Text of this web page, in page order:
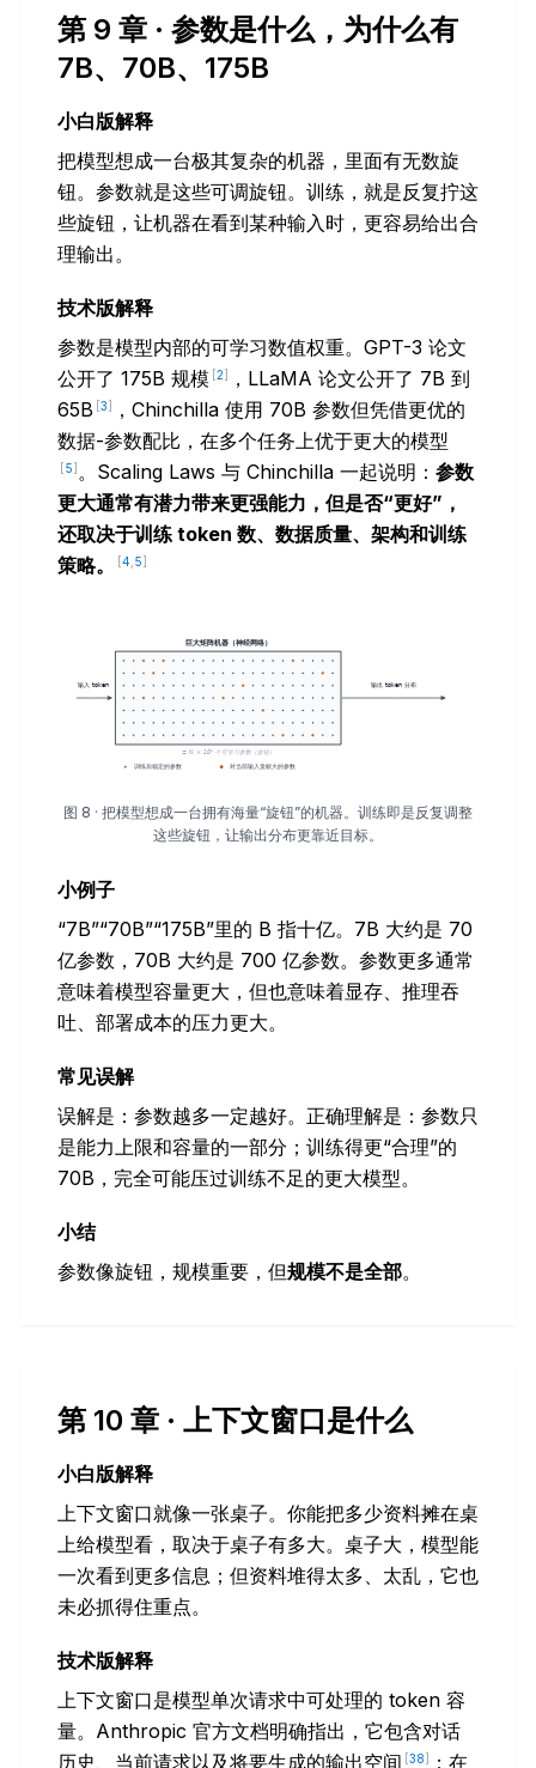
第 9 章 · 参数是什么，为什么有
7B、70B、175B
小白版解释
把模型想成一台极其复杂的机器，里面有无数旋
钮。参数就是这些可调旋钮。训练，就是反复拧这
些旋钮，让机器在看到某种输入时，更容易给出合
理输出。
技术版解释
参数是模型内部的可学习数值权重。GPT-3 论文
公开了 175B 规模 2
，LLaMA 论文公开了 7B 到
65B 3
，Chinchilla 使用 70B 参数但凭借更优的
数据-参数配比，在多个任务上优于更大的模型
5 。Scaling Laws 与 Chinchilla 一起说明： 参数
更大通常有潜力带来更强能力，但是否“更好”，
还取决于训练 token 数、数据质量、架构和训练
策略。
4 5
图 8 · 把模型想成一台拥有海量“旋钮”的机器。训练即是反复调整
这些旋钮，让输出分布更靠近目标。
小例子
“7B”“70B”“175B”里的 B 指十亿。7B 大约是 70
亿参数，70B 大约是 700 亿参数。参数更多通常
意味着模型容量更大，但也意味着显存、推理吞
吐、部署成本的压力更大。
常见误解
误解是：参数越多一定越好。正确理解是：参数只
是能力上限和容量的一部分；训练得更“合理”的
70B，完全可能压过训练不足的更大模型。
小结
参数像旋钮，规模重要，但规模不是全部。
第 10 章 · 上下文窗口是什么
小白版解释
上下文窗口就像一张桌子。你能把多少资料摊在桌
上给模型看，取决于桌子有多大。桌子大，模型能
一次看到更多信息；但资料堆得太多、太乱，它也
未必抓得住重点。
技术版解释
上下文窗口是模型单次请求中可处理的 token 容
量。Anthropic 官方文档明确指出，它包含对话
历史、当前请求以及将要生成的输出空间 [38] ；在